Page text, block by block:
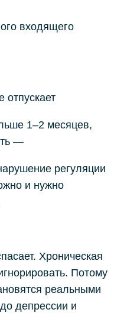
входящего
отпускает
1–2 месяцев,
—
регуляции
и нужно
Хроническая
Потому
реальными
депрессии и